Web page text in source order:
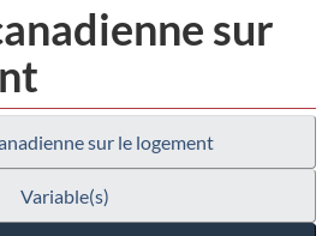
sur
sur le logement
Variable(s)